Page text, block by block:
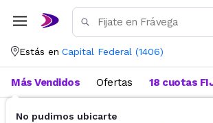
Estás en Capital Federal (1406)
No pudimos ubicarte
Más Vendidos Ofertas 18 cuotas
Juguetes y Juegos